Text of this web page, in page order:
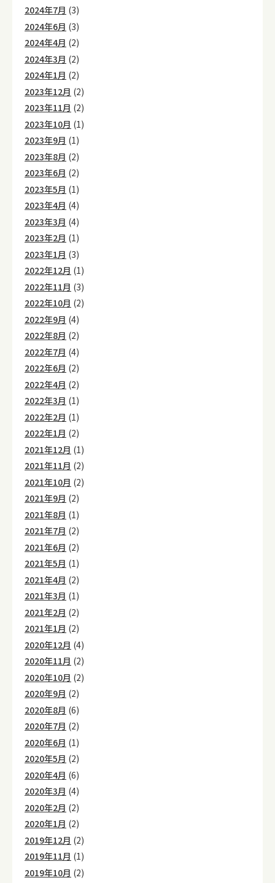
2024年7月 (3)
2024年6月 (3)
2024年4月 (2)
2024年3月 (2)
2024年1月 (2)
2023年12月 (2)
2023年11月 (2)
2023年10月 (1)
2023年9月 (1)
2023年8月 (2)
2023年6月 (2)
2023年5月 (1)
2023年4月 (4)
2023年3月 (4)
2023年2月 (1)
2023年1月 (3)
2022年12月 (1)
2022年11月 (3)
2022年10月 (2)
2022年9月 (4)
2022年8月 (2)
2022年7月 (4)
2022年6月 (2)
2022年4月 (2)
2022年3月 (1)
2022年2月 (1)
2022年1月 (2)
2021年12月 (1)
2021年11月 (2)
2021年10月 (2)
2021年9月 (2)
2021年8月 (1)
2021年7月 (2)
2021年6月 (2)
2021年5月 (1)
2021年4月 (2)
2021年3月 (1)
2021年2月 (2)
2021年1月 (2)
2020年12月 (4)
2020年11月 (2)
2020年10月 (2)
2020年9月 (2)
2020年8月 (6)
2020年7月 (2)
2020年6月 (1)
2020年5月 (2)
2020年4月 (6)
2020年3月 (4)
2020年2月 (2)
2020年1月 (2)
2019年12月 (2)
2019年11月 (1)
2019年10月 (2)